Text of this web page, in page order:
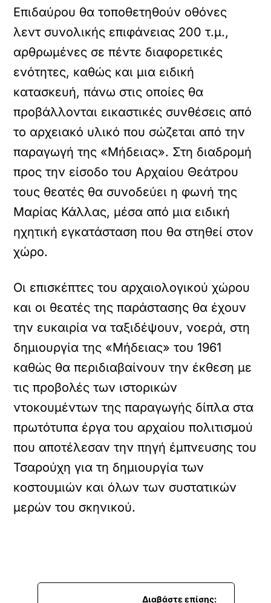
Επιδαύρου θα τοποθετηθούν οθόνες
λεντ συνολικής επιφάνειας 200 τ.μ.,
αρθρωμένες σε πέντε διαφορετικές
ενότητες, καθώς και μια ειδική
κατασκευή, πάνω στις οποίες θα
προβάλλονται εικαστικές συνθέσεις από
το αρχειακό υλικό που σώζεται από την
παραγωγή της «Μήδειας». Στη διαδρομή
προς την είσοδο του Αρχαίου Θεάτρου
τους θεατές θα συνοδεύει η φωνή της
Μαρίας Κάλλας, μέσα από μια ειδική
ηχητική εγκατάσταση που θα στηθεί στον
χώρο.
Οι επισκέπτες του αρχαιολογικού χώρου
και οι θεατές της παράστασης θα έχουν
την ευκαιρία να ταξιδέψουν, νοερά, στη
δημιουργία της «Μήδειας» του 1961
καθώς θα περιδιαβαίνουν την έκθεση με
τις προβολές των ιστορικών
ντοκουμέντων της παραγωγής δίπλα στα
πρωτότυπα έργα του αρχαίου πολιτισμού
που αποτέλεσαν την πηγή έμπνευσης του
Τσαρούχη για τη δημιουργία των
κοστουμιών και όλων των συστατικών
μερών του σκηνικού.
Διαβάστε επίσης: